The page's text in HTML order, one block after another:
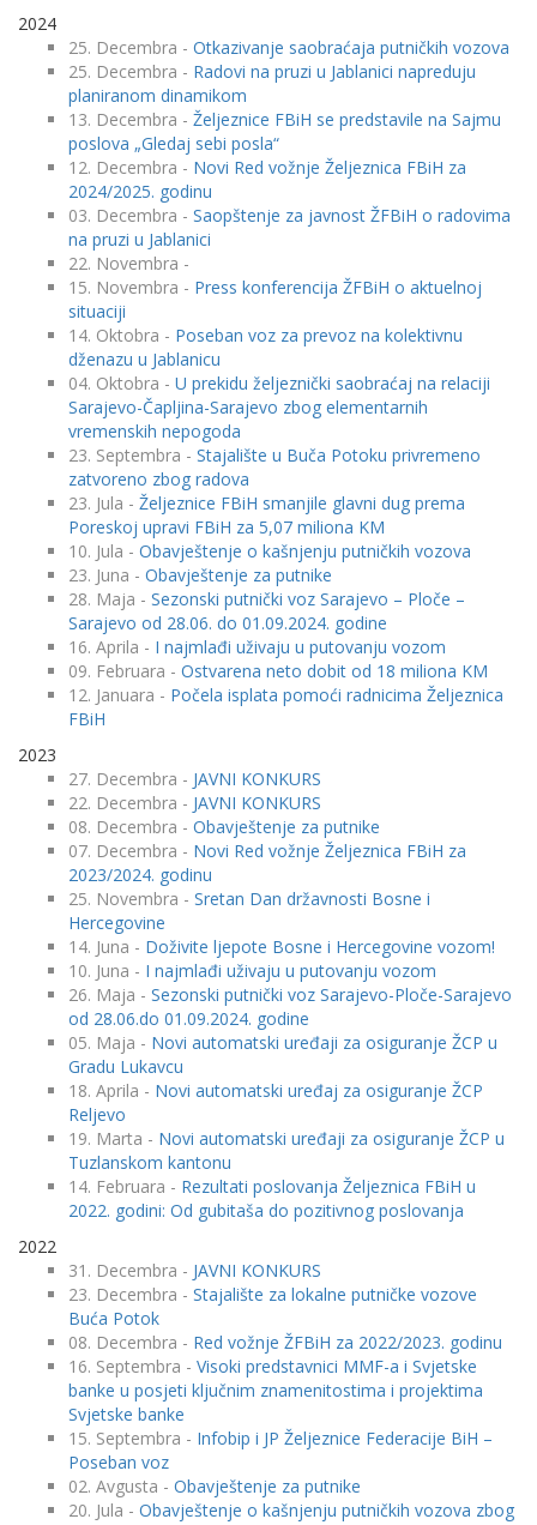
2024
25. Decembra - Otkazivanje saobraćaja putničkih vozova
25. Decembra - Radovi na pruzi u Jablanici napreduju
planiranom dinamikom
13. Decembra - Željeznice FBiH se predstavile na Sajmu
poslova „Gledaj sebi posla“
12. Decembra - Novi Red vožnje Željeznica FBiH za
2024/2025. godinu
03. Decembra - Saopštenje za javnost ŽFBiH o radovima
na pruzi u Jablanici
22. Novembra -
15. Novembra - Press konferencija ŽFBiH o aktuelnoj
situaciji
14. Oktobra - Poseban voz za prevoz na kolektivnu
dženazu u Jablanicu
04. Oktobra - U prekidu željeznički saobraćaj na relaciji
Sarajevo-Čapljina-Sarajevo zbog elementarnih
vremenskih nepogoda
23. Septembra - Stajalište u Buča Potoku privremeno
zatvoreno zbog radova
23. Jula - Željeznice FBiH smanjile glavni dug prema
Poreskoj upravi FBiH za 5,07 miliona KM
10. Jula - Obavještenje o kašnjenju putničkih vozova
23. Juna - Obavještenje za putnike
28. Maja - Sezonski putnički voz Sarajevo – Ploče –
Sarajevo od 28.06. do 01.09.2024. godine
16. Aprila - I najmlađi uživaju u putovanju vozom
09. Februara - Ostvarena neto dobit od 18 miliona KM
12. Januara - Počela isplata pomoći radnicima Željeznica
FBiH
2023
27. Decembra - JAVNI KONKURS
22. Decembra - JAVNI KONKURS
08. Decembra - Obavještenje za putnike
07. Decembra - Novi Red vožnje Željeznica FBiH za
2023/2024. godinu
25. Novembra - Sretan Dan državnosti Bosne i
Hercegovine
14. Juna - Doživite ljepote Bosne i Hercegovine vozom!
10. Juna - I najmlađi uživaju u putovanju vozom
26. Maja - Sezonski putnički voz Sarajevo-Ploče-Sarajevo
od 28.06.do 01.09.2024. godine
05. Maja - Novi automatski uređaji za osiguranje ŽCP u
Gradu Lukavcu
18. Aprila - Novi automatski uređaj za osiguranje ŽCP
Reljevo
19. Marta - Novi automatski uređaji za osiguranje ŽCP u
Tuzlanskom kantonu
14. Februara - Rezultati poslovanja Željeznica FBiH u
2022. godini: Od gubitaša do pozitivnog poslovanja
2022
31. Decembra - JAVNI KONKURS
23. Decembra - Stajalište za lokalne putničke vozove
Buća Potok
08. Decembra - Red vožnje ŽFBiH za 2022/2023. godinu
16. Septembra - Visoki predstavnici MMF-a i Svjetske
banke u posjeti ključnim znamenitostima i projektima
Svjetske banke
15. Septembra - Infobip i JP Željeznice Federacije BiH –
Poseban voz
02. Avgusta - Obavještenje za putnike
20. Jula - Obavještenje o kašnjenju putničkih vozova zbog